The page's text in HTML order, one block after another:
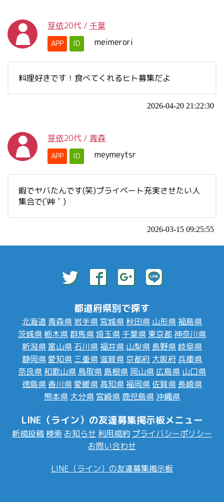
芽依20代 / 千葉
APP ID meimerori
料理好きです！食べてくれるヒト募集だよ
2026-04-20 21:22:30
芽依20代 / 青森
APP ID meymeytsr
暇でヤバたんです(笑)プライベート充実させたい人
集合で(´艸｀)
2026-03-15 09:25:55
都道府県別で探す
北海道 青森県 岩手県 宮城県 秋田県 山形県福島県
茨城県 栃木県群馬県埼玉県 千葉県 東京都神奈川県
新潟県 富山県 石川県福井県 山梨県 長野県 岐阜県
静岡県愛知県 三重県滋賀県 京都府 大阪府 兵庫県
奈良県 和歌山県 鳥取県 島根県 岡山県 広島県 山口県
徳島県 香川県愛媛県 高知県福岡県 佐賀県 長崎県
熊本県 大分県 宮崎県 鹿児島県 沖縄県
LINE（ライン）の友達募集掲示板メニュー
新規投稿 検索 お知らせ 利用規約 プライバシーポリシー
お問い合わせ
LINE（ライン）の友達募集掲示板